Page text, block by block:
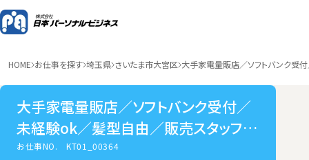
HOME お仕事を探す 埼玉県 さいたま市大宮区 大手家電量販店／ソフトバンク受
大手家電量販店／ソフトバンク受付／
未経験ok／髪型自由／販売スタッフ／
埼玉県さいたま市
お仕事NO.KT01_00364